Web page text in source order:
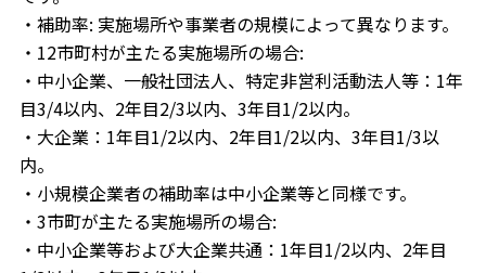
・補助率: 実施場所や事業者の規模によって異なります。
・12市町村が主たる実施場所の場合:
・中小企業、一般社団法人、特定非営利活動法人等：1年
目3/4以内、2年目2/3以内、3年目1/2以内。
・大企業：1年目1/2以内、2年目1/2以内、3年目1/3以
内。
・小規模企業者の補助率は中小企業等と同様です。
・3市町が主たる実施場所の場合:
・中小企業等および大企業共通：1年目1/2以内、2年目